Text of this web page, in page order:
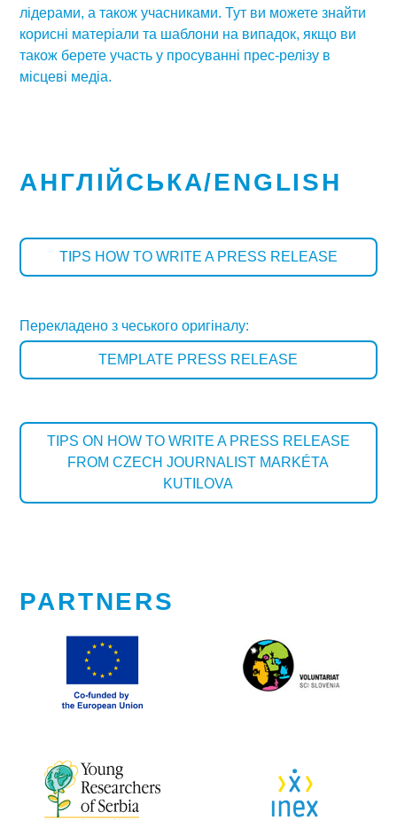
лідерами, а також учасниками. Тут ви можете знайти
корисні матеріали та шаблони на випадок, якщо ви
також берете участь у просуванні прес-релізу в
місцеві медіа.
АНГЛІЙСЬКА/ENGLISH
TIPS HOW TO WRITE A PRESS RELEASE
Перекладено з чеського оригіналу:
TEMPLATE PRESS RELEASE
TIPS ON HOW TO WRITE A PRESS RELEASE
FROM CZECH JOURNALIST MARKÉTA
KUTILOVA
PARTNERS